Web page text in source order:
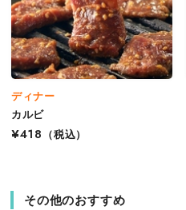
ディナー
カルビ
¥418
（税込）
その他のおすすめ